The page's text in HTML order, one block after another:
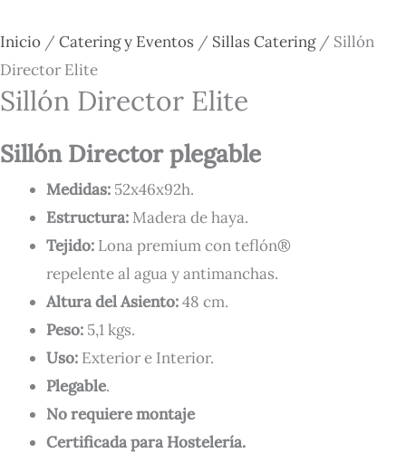
Inicio / Catering y Eventos / Sillas Catering/ Sillón
Director Elite
Sillón Director Elite
Sillón Director plegable
Medidas: 52x46x92h.
Estructura: Madera de haya.
Tejido: Lona premium con teflón®
repelente al agua y antimanchas.
Altura del Asiento:48 cm.
Peso: 5,1 kgs.
Uso: Exterior e Interior.
Plegable.
No requiere montaje
Certificada para Hostelería.